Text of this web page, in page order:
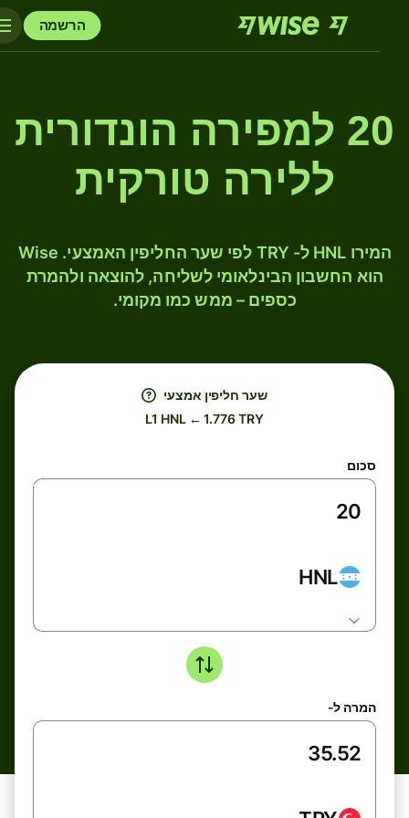
הרשמה
20 למפירה הונדורית
ללירה טורקית
המירו HNL ל- TRY לפי שער החליפין האמצעי. Wise
הוא החשבון הבינלאומי לשליחה, להוצאה ולהמרת
כספים – ממש כמו מקומי.
שער חליפין אמצעי
L1 HNL ← 1.776 TRY
סכום
HNL
המרה ל-